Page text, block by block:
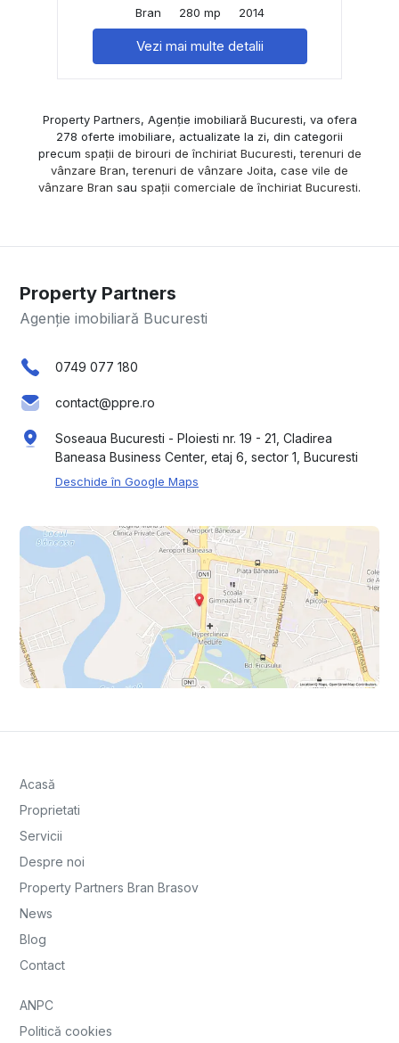
Bran
280 mp 2014
Vezi mai multe detalii
Property Partners, Agenție imobiliară Bucuresti, va ofera
278 oferte imobiliare, actualizate la zi, din categorii
precum spații de birouri de închiriat Bucuresti,terenuri de
vânzare Bran,terenuri de vânzare Joita, case vile de
vânzare Bran sau spații comerciale de închiriat Bucuresti.
Property Partners
Agenție imobiliară Bucuresti
0749 077 180
contact@ppre.ro
Soseaua Bucuresti - Ploiesti nr. 19 - 21, Cladirea
Baneasa Business Center, etaj 6, sector 1, Bucuresti
Deschide în Google Maps
Acasă
Proprietati
Servicii
Despre noi
Property Partners Bran Brasov
News
Blog
Contact
ANPC
Politică cookies